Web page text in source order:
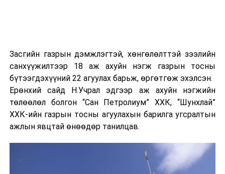
Засгийн газрын дэмжлэгтэй, хөнгөлөлттэй зээлийн
санхүүжилтээр 18 аж ахуйн нэгж газрын тосны
бүтээгдэхүүний 22 агуулах барьж, өргөтгөж эхэлсэн.
Ерөнхий сайд Н.Учрал эдгээр аж ахуйн нэгжийн
төлөөлөл болгон “Сан Петролиум” ХХК, “Шунхлай”
ХХК-ийн газрын тосны агуулахын барилга угсралтын
ажлын явцтай өнөөдөр танилцав.